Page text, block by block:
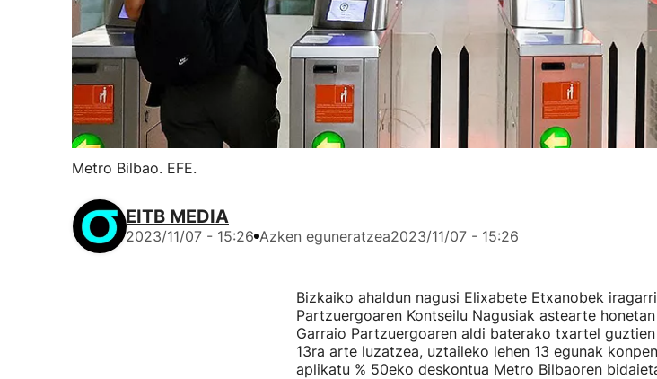
Metro Bilbao. EFE.
EITB MEDIA
2023/11/07 - 15:26 Azken eguneratzea2023/11/07 - 15:26
Bizkaiko ahaldun nagusi Elixabete Etxanobek
Partzuergoaren Kontseilu Nagusiak astearte
Garraio Partzuergoaren aldi baterako txartel
13ra arte luzatzea, uztaileko lehen 13 egunak
aplikatu % 50eko deskontua Metro Bilbaoren